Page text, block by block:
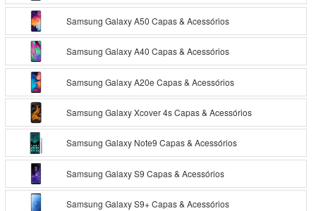
Samsung Galaxy A50 Capas & Acessórios
Samsung Galaxy A40 Capas & Acessórios
Samsung Galaxy A20e Capas & Acessórios
Samsung Galaxy Xcover 4s Capas & Acessórios
Samsung Galaxy Note9 Capas & Acessórios
Samsung Galaxy S9 Capas & Acessórios
Samsung Galaxy S9+ Capas & Acessórios